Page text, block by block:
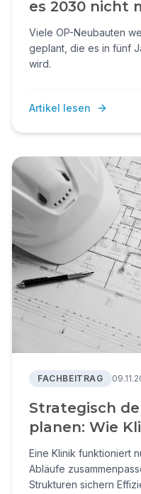
es 2030 nicht
Viele OP-Neubauten
geplant, die es in fünf
wird.
Artikel lesen
FACHBEITRAG
Strategisch
planen: Wie
für eine
schaffen.
Eine Klinik funktioniert
Abläufe
Strukturen sichern